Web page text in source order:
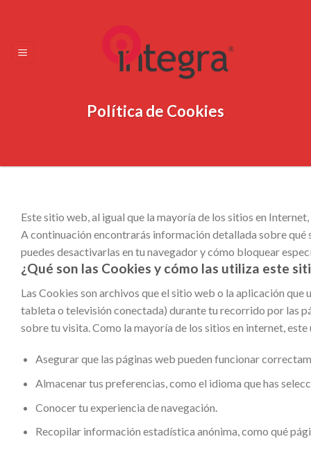
Política de Cookies
Este sitio web, al igual que la mayoría de los sitios en
A continuación encontrarás información detallada sobre
puedes desactivarlas en tu navegador y cómo bloquear
¿Qué son las Cookies y cómo las utiliza este
Las Cookies son archivos que el sitio web o la aplicación
tableta o televisión conectada) durante tu recorrido por las
sobre tu visita. Como la mayoría de los sitios en internet,
Asegurar que las páginas web pueden funcionar
Almacenar tus preferencias, como el idioma que has
Conocer tu experiencia de navegación.
Recopilar información estadística anónima, como qué